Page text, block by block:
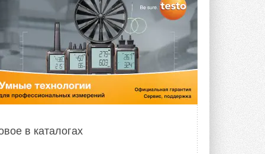
в каталогах